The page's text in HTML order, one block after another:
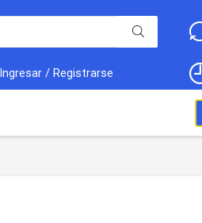
Ingresar / Registrarse